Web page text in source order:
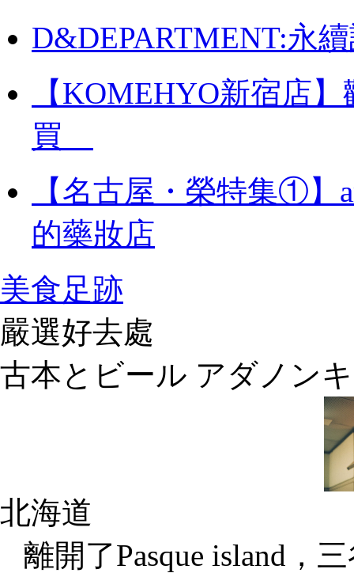
D&DEPARTMENT:永
【KOMEHYO新宿店
買
【名古屋・榮特集①】
的藥妝店
美食足跡
嚴選好去處
古本とビール アダノン
北海道
離開了Pasque island，